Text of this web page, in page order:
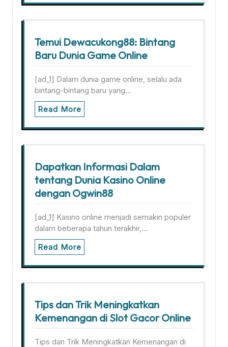
Temui Dewacukong88: Bintang
Baru Dunia Game Online
[ad_1] Dalam dunia game online, selalu ada
bintang-bintang baru yang…
Read More
Dapatkan Informasi Dalam
tentang Dunia Kasino Online
dengan Ogwin88
[ad_1] Kasino online menjadi semakin populer
dalam beberapa tahun terakhir,…
Read More
Tips dan Trik Meningkatkan
Kemenangan di Slot Gacor Online
Tips dan Trik Meningkatkan Kemenangan di